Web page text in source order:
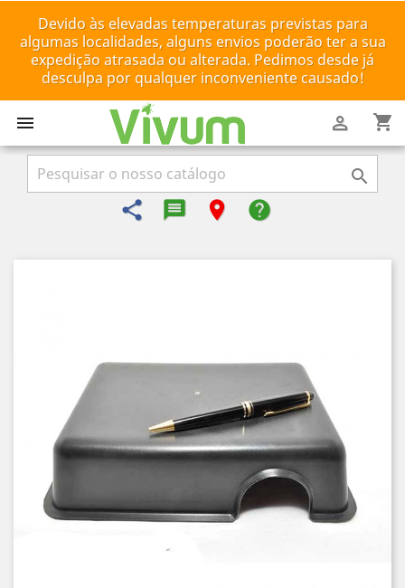
Devido às elevadas temperaturas previstas para
algumas localidades, alguns envios poderão ter a sua
expedição atrasada ou alterada. Pedimos desde já
desculpa por qualquer inconveniente causado!
 shopping_cart


share message-reply-text
room help